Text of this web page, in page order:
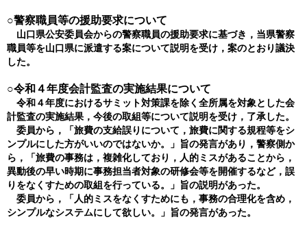
○警察職員等の援助要求について
山口県公安委員会からの警察職員の援助要求に基づき，当県警察
職員等を山口県に派遣する案について説明を受け，案のとおり議決
した。
○令和４年度会計監査の実施結果について
令和４年度におけるサミット対策課を除く全所属を対象とした会
計監査の実施結果，今後の取組等について説明を受け，了承した。
委員から，「旅費の支給誤りについて，旅費に関する規程等をシ
ンプルにした方がいいのではないか。」旨の発言があり，警察側か
ら，「旅費の事務は，複雑化しており，人的ミスがあることから，
異動後の早い時期に事務担当者対象の研修会等を開催するなど，誤
りをなくすための取組を行っている。」旨の説明があった。
委員から，「人的ミスをなくすためにも，事務の合理化を含め，
シンプルなシステムにして欲しい。」旨の発言があった。